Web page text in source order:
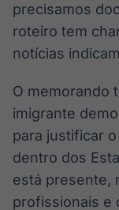
precisamos
roteiro tem
notícias
O memorando
imigrante
para justificar
dentro dos
está presente,
profissionais e